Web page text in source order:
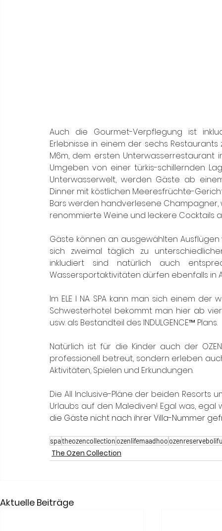
Auch die Gourmet-Verpflegung ist
Erlebnisse in einem der sechs
M6m, dem ersten Unterwasserrestaurant
Umgeben von einer türkis-schillernden
Unterwasserwelt, werden Gäste ab
Dinner mit köstlichen Meeresfrüchte-
Bars werden handverlesene Champagner,
renommierte Weine und leckere Cocktails
Gäste können an ausgewählten
sich zweimal täglich zu
inkludiert sind natürlich auch
Wassersportaktivitäten dürfen ebenfalls in
Im ELE I NA SPA kann man sich einem
Schwesterhotel bekommt man hier ab
usw. als Bestandteil des INDULGENCE™ Plans.
Natürlich ist für die Kinder auch der
professionell betreut, sondern erleben
Aktivitäten, Spielen und Erkundungen.
Die All Inclusive-Pläne der beiden Resorts
Urlaubs auf den Malediven! Egal was, egal
die Gäste nicht nach ihrer Villa-Nummer
spatheozencollection ozenlifemaadhoo
The Ozen Collection
Aktuelle Beiträge